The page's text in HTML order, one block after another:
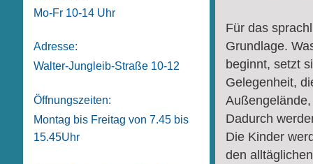
Für das
Grundlage.
beginnt, setzt
Gelegenheit,
Dadurch
Die Kinder
den
Mo-Fr 10-14 Uhr
Adresse:
Walter-Jungleib-Straße 10-12
Öffnungszeiten:
Montag bis Freitag von 7.45 bis
15.45Uhr